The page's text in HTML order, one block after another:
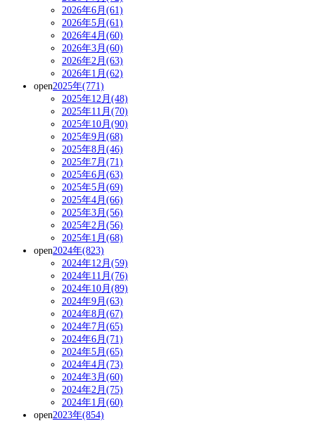
2026年6月(61)
2026年5月(61)
2026年4月(60)
2026年3月(60)
2026年2月(63)
2026年1月(62)
open2025年(771)
2025年12月(48)
2025年11月(70)
2025年10月(90)
2025年9月(68)
2025年8月(46)
2025年7月(71)
2025年6月(63)
2025年5月(69)
2025年4月(66)
2025年3月(56)
2025年2月(56)
2025年1月(68)
open2024年(823)
2024年12月(59)
2024年11月(76)
2024年10月(89)
2024年9月(63)
2024年8月(67)
2024年7月(65)
2024年6月(71)
2024年5月(65)
2024年4月(73)
2024年3月(60)
2024年2月(75)
2024年1月(60)
open2023年(854)